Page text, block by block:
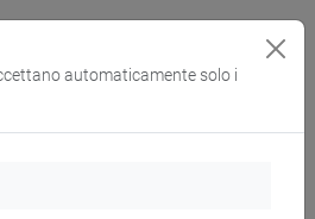
automaticamente solo i